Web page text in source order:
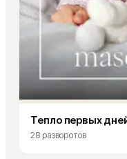
Тепло первых
28разворотов